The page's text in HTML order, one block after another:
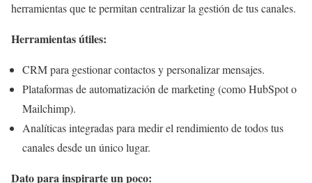
herramientas que te permitan centralizar la gestión de tus canales.
Herramientas útiles:
CRM para gestionar contactos y personalizar mensajes.
Plataformas de automatización de marketing (como HubSpot o
Mailchimp).
Analíticas integradas para medir el rendimiento de todos tus
canales desde un único lugar.
Dato para inspirarte un poco: